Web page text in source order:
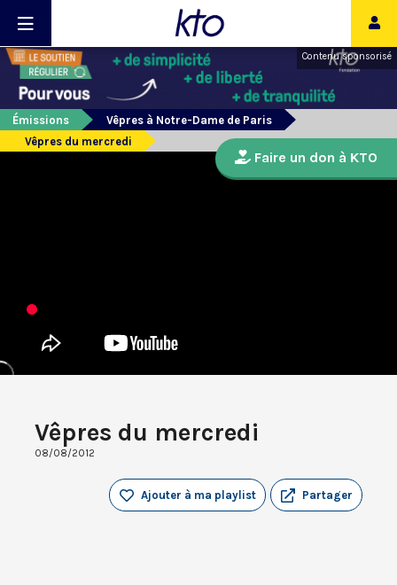
Contenu sponsorisé
Émissions
Vêpres à Notre-Dame de Paris
Vêpres du mercredi
Vêpres du mercredi
08/08/2012
Partager
Ajouter à ma playlist
Faire un don à KTO